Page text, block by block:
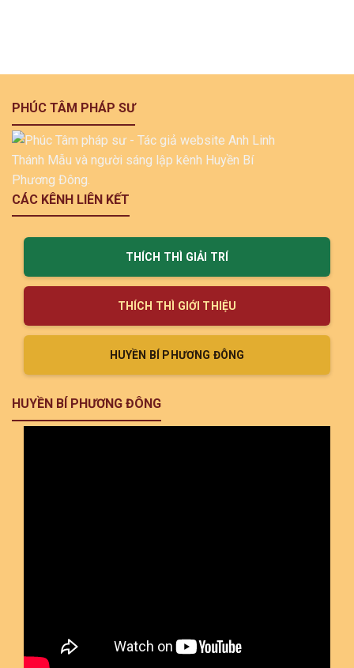
PHÚC TÂM PHÁP SƯ
CÁC KÊNH LIÊN KẾT
THÍCH THÌ GIẢI TRÍ
THÍCH THÌ GIỚI THIỆU
HUYỀN BÍ PHƯƠNG ĐÔNG
HUYỀN BÍ PHƯƠNG ĐÔNG